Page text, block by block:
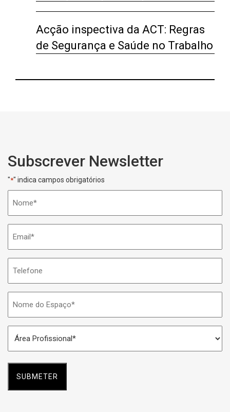
Acção inspectiva da ACT: Regras
de Segurança e Saúde no Trabalho
Subscrever Newsletter
"*" indica campos obrigatórios
do
Espaço
Profissional
*